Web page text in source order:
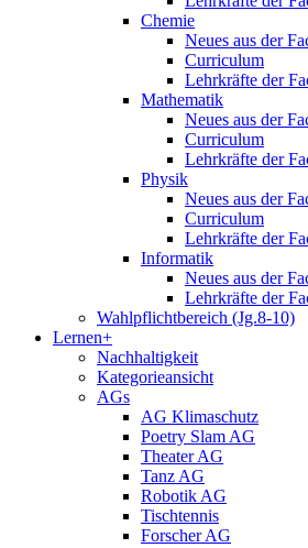
Chemie
Neues aus der
Curriculum
Lehrkräfte der
Mathematik
Neues aus der
Curriculum
Lehrkräfte der
Physik
Neues aus der
Curriculum
Lehrkräfte der
Informatik
Neues aus der
Lehrkräfte der
Wahlpflichtbereich (Jg.8-10)
Lernen+
Nachhaltigkeit
Kategorieansicht
AGs
AG Klimaschutz
Poetry Slam AG
Theater AG
Tanz AG
Robotik AG
Tischtennis
Forscher AG